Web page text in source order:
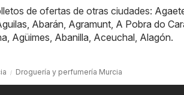
de ofertas de otras ciudades:
, Abarán, Agramunt, A Pobra do
, Agüimes, Abanilla, Aceuchal, Alagón.
Droguería y perfumería Murcia